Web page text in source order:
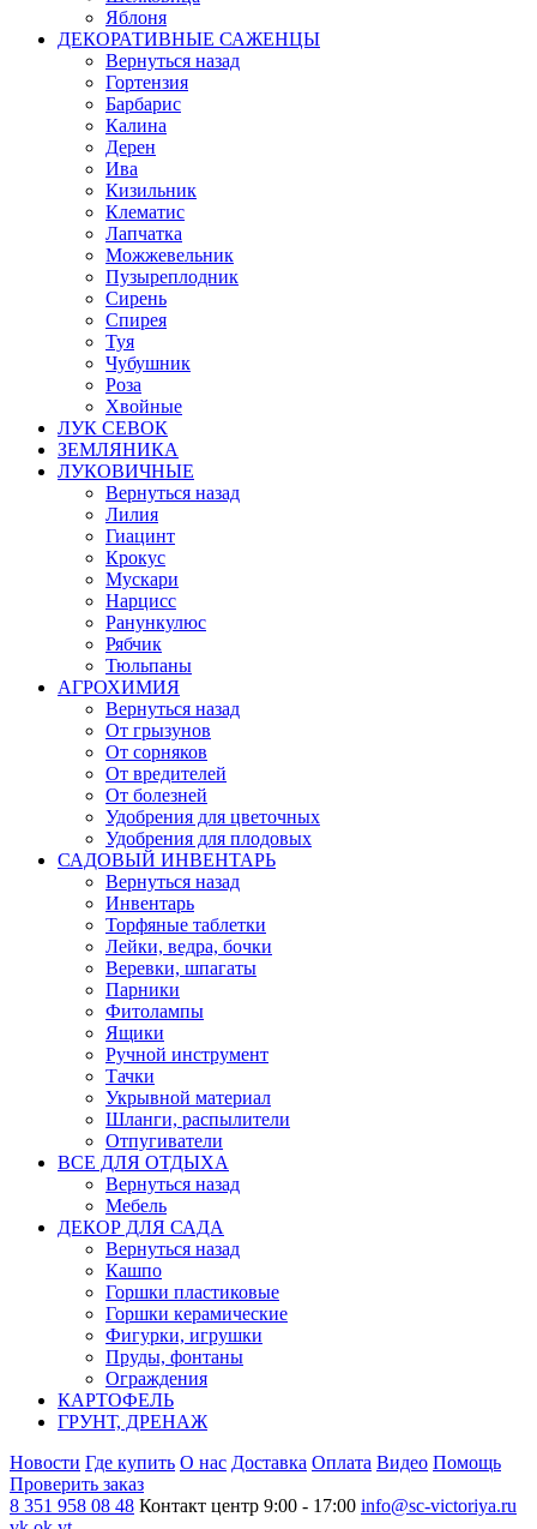
Яблоня
ДЕКОРАТИВНЫЕ САЖЕНЦЫ
Вернуться назад
Гортензия
Барбарис
Калина
Дерен
Ива
Кизильник
Клематис
Лапчатка
Можжевельник
Пузыреплодник
Сирень
Спирея
Туя
Чубушник
Роза
Хвойные
ЛУК СЕВОК
ЗЕМЛЯНИКА
ЛУКОВИЧНЫЕ
Вернуться назад
Лилия
Гиацинт
Крокус
Мускари
Нарцисс
Ранункулюс
Рябчик
Тюльпаны
АГРОХИМИЯ
Вернуться назад
От грызунов
От сорняков
От вредителей
От болезней
Удобрения для цветочных
Удобрения для плодовых
САДОВЫЙ ИНВЕНТАРЬ
Вернуться назад
Инвентарь
Торфяные таблетки
Лейки, ведра, бочки
Веревки, шпагаты
Парники
Фитолампы
Ящики
Ручной инструмент
Тачки
Укрывной материал
Шланги, распылители
Отпугиватели
ВСЕ ДЛЯ ОТДЫХА
Вернуться назад
Мебель
ДЕКОР ДЛЯ САДА
Вернуться назад
Кашпо
Горшки пластиковые
Горшки керамические
Фигурки, игрушки
Пруды, фонтаны
Ограждения
КАРТОФЕЛЬ
ГРУНТ, ДРЕНАЖ
Новости Где купить О нас Доставка Оплата Видео Помощь
Проверить заказ
8 351 958 08 48 Контакт центр 9:00 - 17:00 info@sc-victoriya.ru